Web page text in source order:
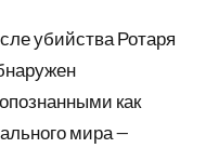
убийства Ротаря
как
мира —